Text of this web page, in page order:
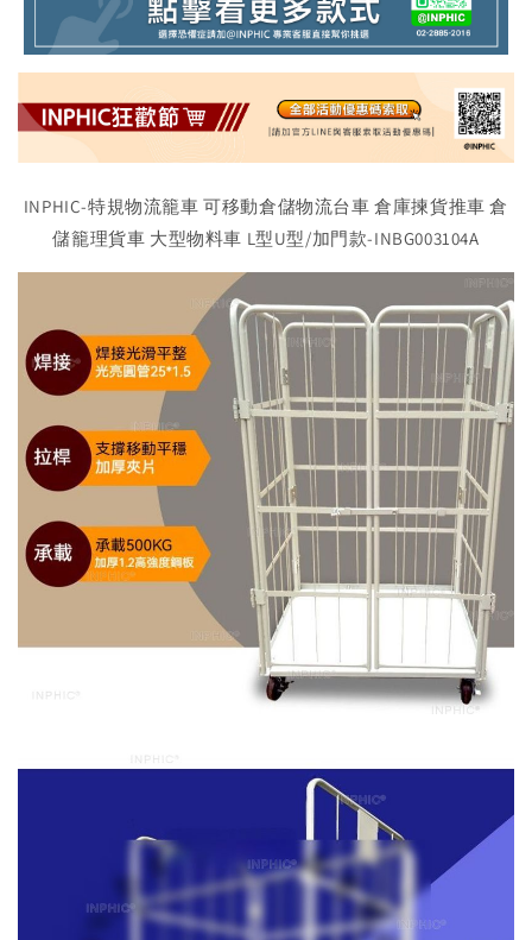
INPHIC-特規物流籠車 可移動倉儲物流台車 倉庫揀貨推車 倉
儲籠理貨車 大型物料車 L型U型/加門款-INBG003104A